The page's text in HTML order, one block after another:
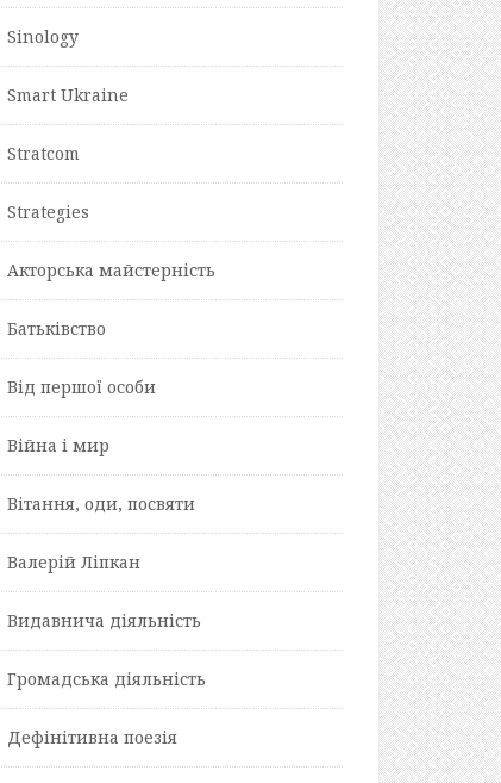
Sinology
Smart Ukraine
Stratcom
Strategies
Акторська майстерність
Батьківство
Від першої особи
Війна і мир
Вітання, оди, посвяти
Валерій Ліпкан
Видавнича діяльність
Громадська діяльність
Дефінітивна поезія